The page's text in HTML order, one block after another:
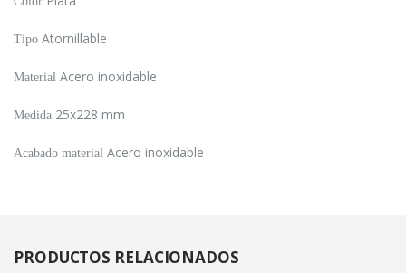
Tipo Atornillable
Material Acero inoxidable
Medida 25x228 mm
Acabado material Acero inoxidable
PRODUCTOS RELACIONADOS